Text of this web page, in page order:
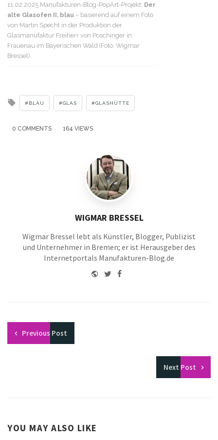
11.02.2025 Manufakturen-Blog-PopArt-Projekt: Der
alte Glasofen II, blau – basierend auf einem Foto
von Martin Specht in der Produktion der
Glasmanufaktur Freiherr von Poschinger in
Frauenau im Bayerischen Wald (Foto: Wigmar
Bressel)
Tagged
BLAU GLAS GLASHÜTTE
0 COMMENTS 164 VIEWS
WIGMAR BRESSEL
Wigmar Bressel lebt als Künstler, Blogger, Publizist
und Unternehmer in Bremen; er ist Herausgeber des
Internetportals Manufakturen-Blog.de
WebsiteTwitterFacebook
Previous Post
Next Post
YOU MAY ALSO LIKE